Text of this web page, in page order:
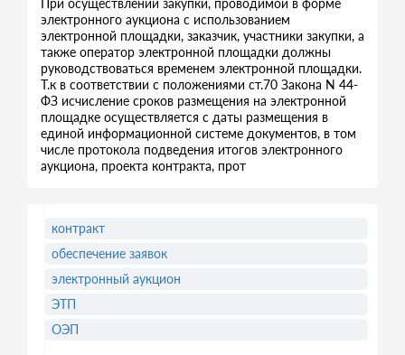
При осуществлении закупки, проводимой в форме
электронного аукциона с использованием
электронной площадки, заказчик, участники закупки, а
также оператор электронной площадки должны
руководствоваться временем электронной площадки.
Т.к в соответствии с положениями ст.70 Закона N 44-
ФЗ исчисление сроков размещения на электронной
площадке осуществляется с даты размещения в
единой информационной системе документов, в том
числе протокола подведения итогов электронного
аукциона, проекта контракта, прот
контракт
обеспечение заявок
электронный аукцион
ЭТП
ОЭП